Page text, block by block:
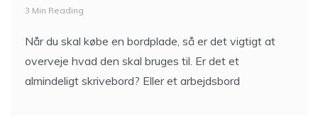
3 Min Reading
Når du skal købe en bordplade, så er det vigtigt at
overveje hvad den skal bruges til. Er det et
almindeligt skrivebord? Eller et arbejdsbord